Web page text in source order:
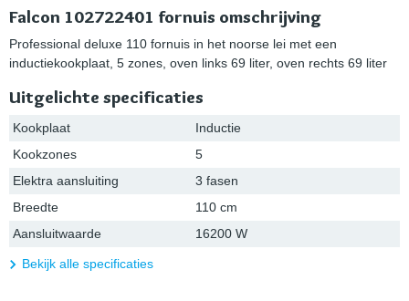
Falcon 102722401 fornuis omschrijving
Professional deluxe 110 fornuis in het noorse lei met een
inductiekookplaat, 5 zones, oven links 69 liter, oven rechts 69 liter
Uitgelichte specificaties
Kookplaat
Inductie
Kookzones
5
Elektra aansluiting
3 fasen
Breedte
110 cm
Aansluitwaarde
16200 W
Bekijk alle specificaties